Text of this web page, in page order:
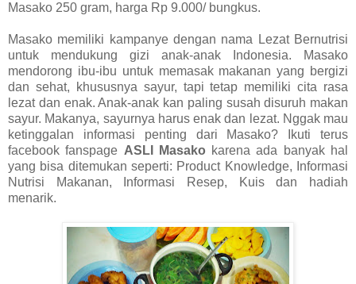
Masako 250 gram, harga Rp 9.000/ bungkus.
Masako memiliki kampanye dengan nama Lezat Bernutrisi
untuk mendukung gizi anak-anak Indonesia. Masako
mendorong ibu-ibu untuk memasak makanan yang bergizi
dan sehat, khususnya sayur, tapi tetap memiliki cita rasa
lezat dan enak. Anak-anak kan paling susah disuruh makan
sayur. Makanya, sayurnya harus enak dan lezat. Nggak mau
ketinggalan informasi penting dari Masako? Ikuti terus
facebook fanspage ASLI Masako karena ada banyak hal
yang bisa ditemukan seperti: Product Knowledge, Informasi
Nutrisi Makanan, Informasi Resep, Kuis dan hadiah
menarik.